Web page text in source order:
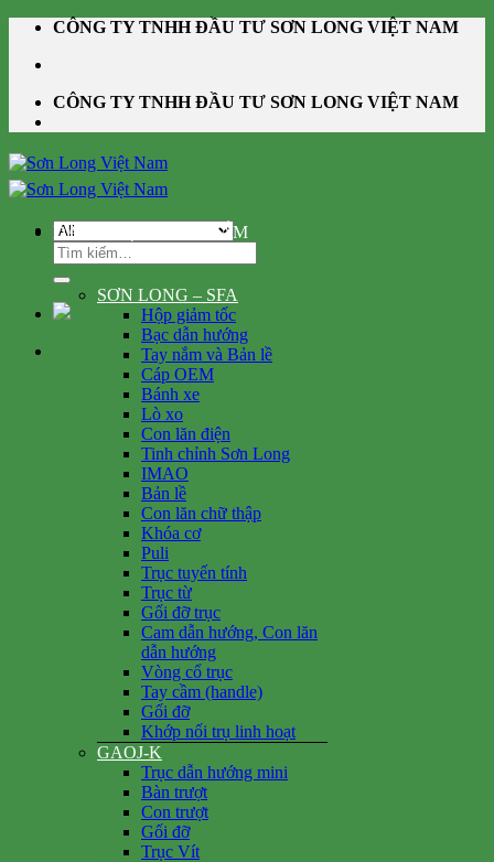
Skip
content
CÔNG TY TNHH ĐẦU TƯ SƠN LONG VIỆT NAM
CÔNG TY TNHH ĐẦU TƯ SƠN LONG VIỆT NAM
Tìm
kiếm:
DANH MỤC SẢN PHẨM
SƠN LONG – SFA
Hộp giảm tốc
Bạc dẫn hướng
Tay nắm và Bản lề
Cáp OEM
Bánh xe
Lò xo
Con lăn điện
Tinh chỉnh Sơn Long
IMAO
Bản lề
Con lăn chữ thập
Khóa cơ
Puli
Trục tuyến tính
Trục từ
Gối đỡ trục
Cam dẫn hướng, Con lăn
dẫn hướng
Vòng cổ trục
Tay cầm (handle)
Gối đỡ
Khớp nối trụ linh hoạt
GAOJ-K
Trục dẫn hướng mini
Bàn trượt
Con trượt
Gối đỡ
Trục Vít